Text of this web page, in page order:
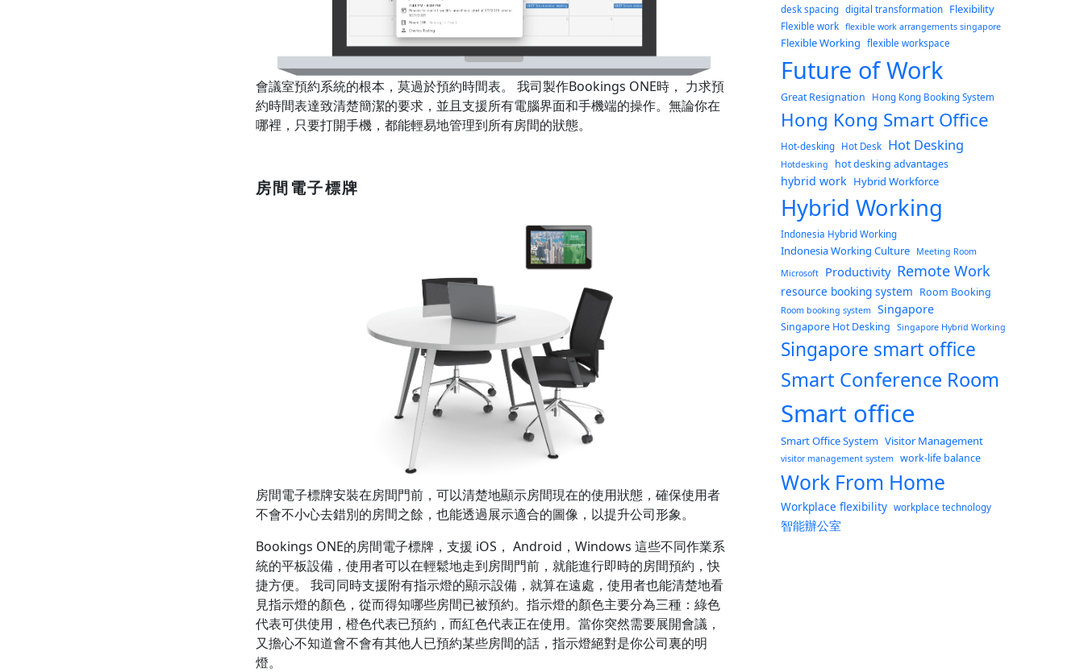
會議室預約系統的根本，莫過於預約時間表。 我司製作Bookings ONE時， 力求預
約時間表達致清楚簡潔的要求，並且支援所有電腦界面和手機端的操作。無論你在
哪裡，只要打開手機，都能輕易地管理到所有房間的狀態。
房間電子標牌
房間電子標牌安裝在房間門前，可以清楚地顯示房間現在的使用狀態，確保使用者
不會不小心去錯別的房間之餘，也能透過展示適合的圖像，以提升公司形象。
Bookings ONE的房間電子標牌，支援 iOS， Android，Windows 這些不同作業系
統的平板設備，使用者可以在輕鬆地走到房間門前，就能進行即時的房間預約，快
捷方便。 我司同時支援附有指示燈的顯示設備，就算在遠處，使用者也能清楚地看
見指示燈的顏色，從而得知哪些房間已被預約。指示燈的顏色主要分為三種：綠色
代表可供使用，橙色代表已預約，而紅色代表正在使用。當你突然需要展開會議，
又擔心不知道會不會有其他人已預約某些房間的話，指示燈絕對是你公司裏的明
燈。
desk spacing digital transformation Flexibility
Flexible work flexible work arrangements singapore
Flexible Working flexible workspace
Future of Work
Great Resignation Hong Kong Booking System
Hong Kong Smart Office
Hot-desking Hot Desk Hot Desking
Hotdesking hot desking advantages
hybrid work Hybrid Workforce
Hybrid Working
Indonesia Hybrid Working
Indonesia Working Culture
Meeting Room
Microsoft
Productivity Remote Work
resource booking system Room Booking
Room booking system Singapore
Singapore Hot Desking Singapore Hybrid Working
Singapore smart office
Smart Conference Room
Smart office
Smart Office System Visitor Management
visitor management system work-life balance
Work From Home
Workplace flexibility workplace technology
智能辦公室